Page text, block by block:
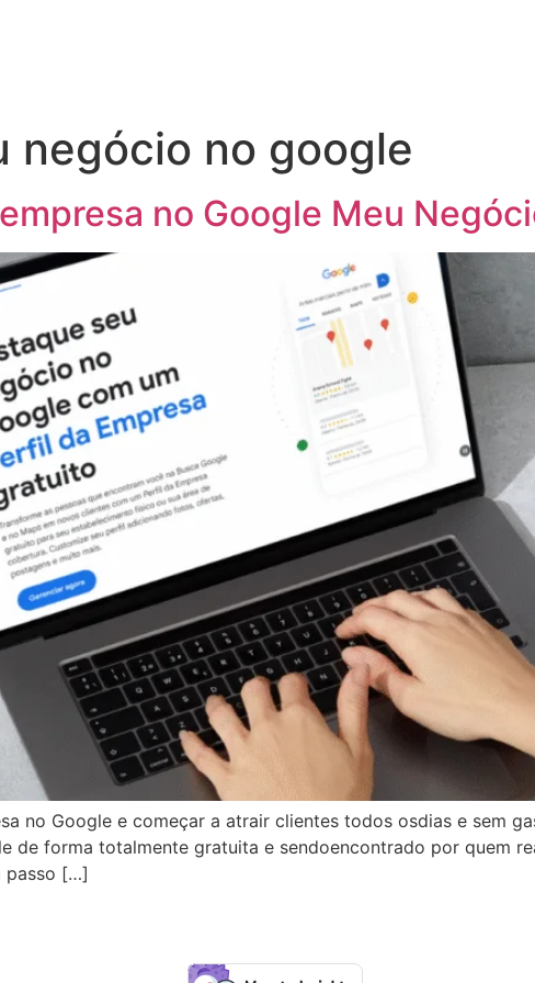
negócio no google
no Google Meu
no Google e começar a atrair clientes todos osdias e sem
de forma totalmente gratuita e sendoencontrado por quem
passo […]